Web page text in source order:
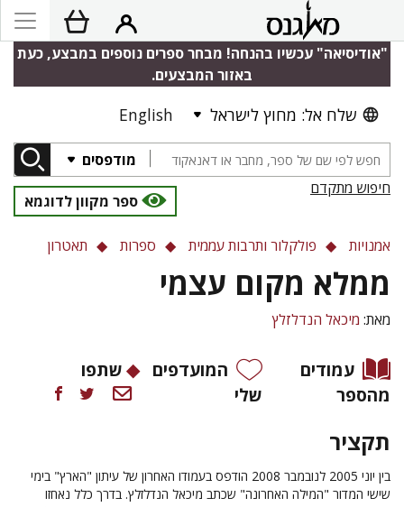
"אודיסיאה" עכשיו בהנחה! מבחר ספרים נוספים במבצע, כעת
באזור המבצעים.
שלח אל: מחוץ לישראל English
מודפסים
חיפוש מתקדם
ספר מקוון לדוגמא
אמנויות פולקלור ותרבות עממית ספרות תאטרון
ממלא מקום עצמי
מאת: מיכאל הנדלזלץ
עמודים
מהספר
המועדפים
שלי
שתפו
תקציר
בין יוני 2005 לנובמבר 2008 הודפס בעמודו האחרון של עיתון "הארץ" בימי
שישי המדור "המילה האחרונה" שכתב מיכאל הנדלזלץ. בדרך כלל נאחזו